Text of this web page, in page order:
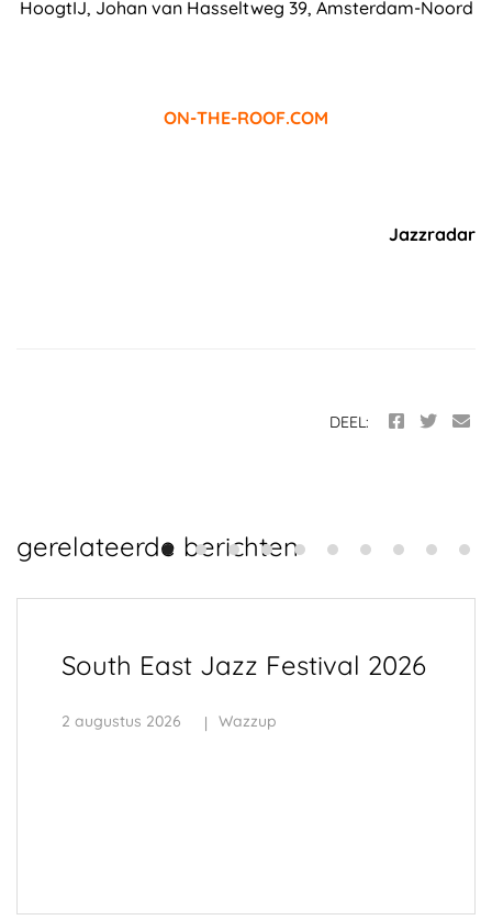
HoogtIJ, Johan van Hasseltweg 39, Amsterdam-Noord
ON-THE-ROOF.COM
Jazzradar
DEEL:
gerelateerde berichten
South East Jazz Festival 2026
2 augustus 2026 Wazzup